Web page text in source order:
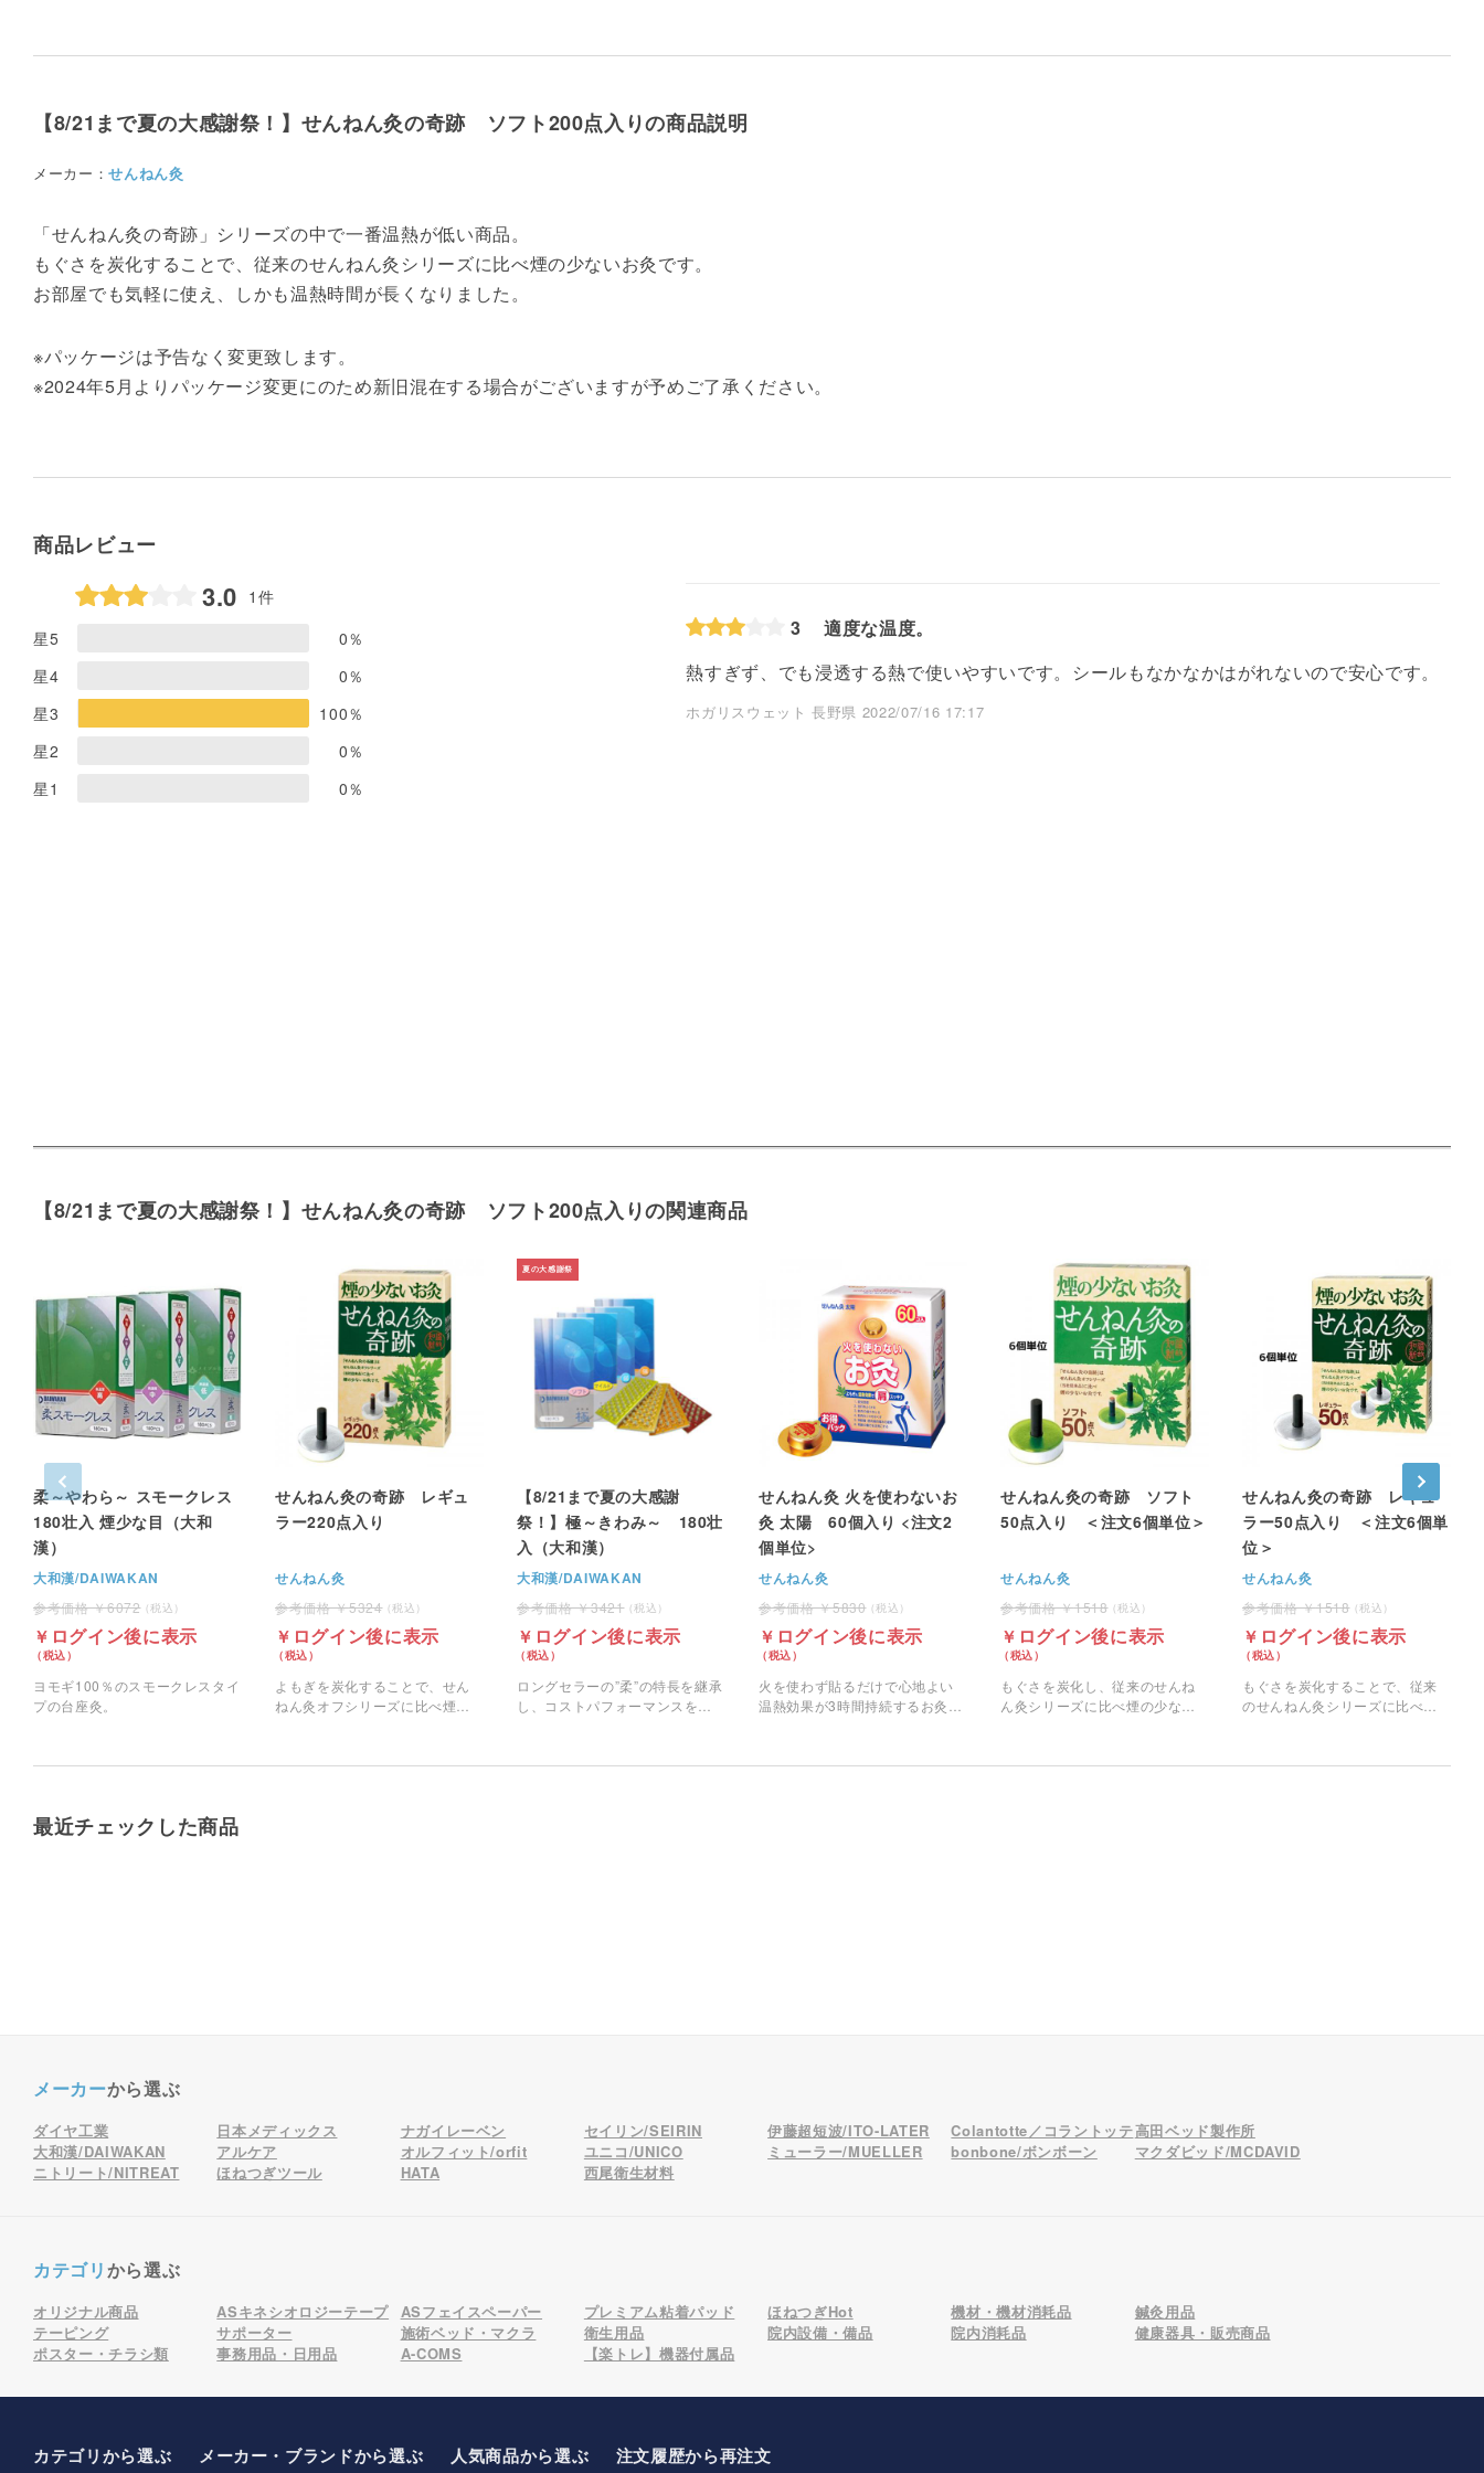
【8/21まで夏の大感謝祭！】せんねん灸の奇跡 ソフト200点入りの商品説明
メーカー：せんねん灸
「せんねん灸の奇跡」シリーズの中で一番温熱が低い商品。
もぐさを炭化することで、従来のせんねん灸シリーズに比べ煙の少ないお灸です。
お部屋でも気軽に使え、しかも温熱時間が長くなりました。
※パッケージは予告なく変更致します。
※2024年5月よりパッケージ変更にのため新旧混在する場合がございますが予めご了承ください。
商品レビュー
3.0 1件
星5
0％
星4
0％
星3
100％
星2
0％
星1
0％
3
適度な温度。
熱すぎず、でも浸透する熱で使いやすいです。シールもなかなかはがれないので安心です。
ホガリスウェット 長野県 2022/07/16 17:17
【8/21まで夏の大感謝祭！】せんねん灸の奇跡 ソフト200点入りの関連商品
柔～やわら～ スモークレス
180壮入 煙少な目（大和
漢）
大和漢/DAIWAKAN
6072
ログイン後に表示
ヨモギ100％のスモークレスタイ
プの台座灸。
せんねん灸の奇跡 レギュ
ラー220点入り
せんねん灸
5324
ログイン後に表示
よもぎを炭化することで、せん
ねん灸オフシリーズに比べ煙の
【8/21まで夏の大感謝
祭！】極～きわみ～ 180壮
入（大和漢）
大和漢/DAIWAKAN
3421
ログイン後に表示
ロングセラーの”柔”の特長を継承
し、コストパフォーマンスを向
せんねん灸 火を使わないお
灸 太陽 60個入り <注文2
個単位>
せんねん灸
5830
ログイン後に表示
火を使わず貼るだけで心地よい
温熱効果が3時間持続するお灸で
せんねん灸の奇跡 ソフト
50点入り ＜注文6個単位＞
せんねん灸
1518
ログイン後に表示
もぐさを炭化し、従来のせんね
ん灸シリーズに比べ煙の少ない
せんねん灸の奇跡 レギュ
ラー50点入り ＜注文6個単
位＞
せんねん灸
1518
ログイン後に表示
もぐさを炭化することで、従来
のせんねん灸シリーズに比べ煙
最近チェックした商品
メーカーから選ぶ
ダイヤ工業 日本メディックス ナガイレーベン セイリン/SEIRIN 伊藤超短波/ITO-LATER Colantotte／コラントッテ高田ベッド製作所
大和漢/DAIWAKAN
アルケア オルフィット/orfit ユニコ/UNICO ミューラー/MUELLER bonbone/ボンボーン
マクダビッド/MCDAVID
ニトリート/NITREAT
ほねつぎツール HATA 西尾衛生材料
カテゴリから選ぶ
オリジナル商品 ASキネシオロジーテープ ASフェイスペーパー プレミアム粘着パッド ほねつぎHot 機材・機材消耗品
鍼灸用品
テーピング
サポーター 施術ベッド・マクラ 衛生用品 院内設備・備品 院内消耗品
健康器具・販売商品
ポスター・チラシ類
事務用品・日用品 A-COMS 【楽トレ】機器付属品
カテゴリから選ぶ メーカー ・ブランドから選ぶ 人気商品から選ぶ 注文履歴から再注文